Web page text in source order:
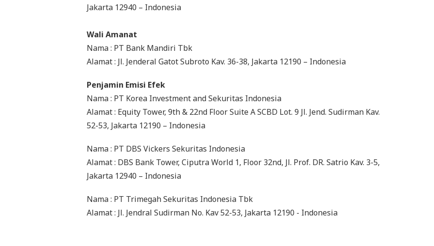
Jakarta 12940 – Indonesia
Wali Amanat
Nama : PT Bank Mandiri Tbk
Alamat : Jl. Jenderal Gatot Subroto Kav. 36-38, Jakarta 12190 – Indonesia
Penjamin Emisi Efek
Nama : PT Korea Investment and Sekuritas Indonesia
Alamat : Equity Tower, 9th & 22nd Floor Suite A SCBD Lot. 9 Jl. Jend. Sudirman Kav.
52-53, Jakarta 12190 – Indonesia
Nama : PT DBS Vickers Sekuritas Indonesia
Alamat : DBS Bank Tower, Ciputra World 1, Floor 32nd, Jl. Prof. DR. Satrio Kav. 3-5,
Jakarta 12940 – Indonesia
Nama : PT Trimegah Sekuritas Indonesia Tbk
Alamat : Jl. Jendral Sudirman No. Kav 52-53, Jakarta 12190 - Indonesia